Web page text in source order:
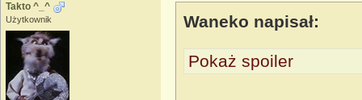
Takto ^_^
Użytkownik Waneko napisał:
Pokaż spoiler